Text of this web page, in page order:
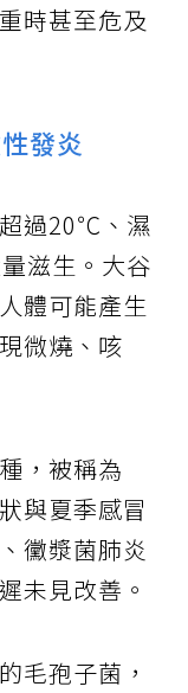
時甚至危及
發炎
過20℃、濕
滋生。大谷
體可能產生
微燒、咳
，被稱為
與夏季感冒
黴漿菌肺炎
未見改善。
毛孢子菌，